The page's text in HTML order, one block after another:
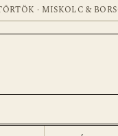
· MISKOLC &